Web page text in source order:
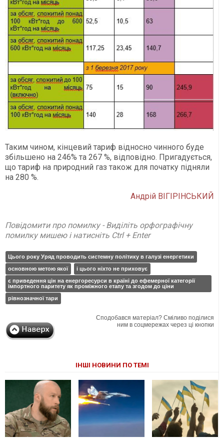
Таким чином, кінцевий тариф відносно чинного буде
збільшено на 246% та 267 %, відповідно. Пригадується,
що тариф на природний газ також для початку підняли
на 280 %.
Андрій ВІГІРІНСЬКИЙ
Повідомити про помилку - Виділіть орфографічну
помилку мишею і натисніть Ctrl + Enter
Цього року Уряд проводить системну політику в галузі енергетики
основною метою якої
і цього ніхто не приховує
є приведення цін на енергоресурси в країні до ефемерної категорії
імпортного паритету як проміжного етапу та згодом до ціни
рівнозначної тари
Сподобався матеріал? Сміливо поділися
ним в соцмережах через ці кнопки
ІНШІ НОВИНИ ПО ТЕМІ